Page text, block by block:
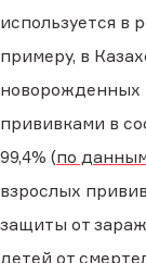
используется в
примеру, в
новорожденных
прививками в
99,4% (по
взрослых
защиты от
детей от